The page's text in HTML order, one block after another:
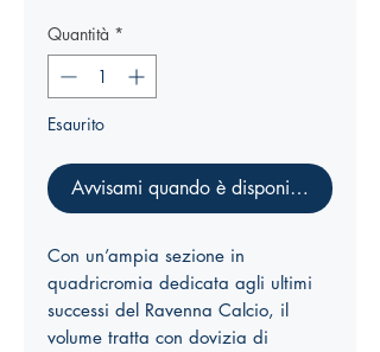
Quantità *
Esaurito
Avvisami quando è disponibile
Con un’ampia sezione in
quadricromia dedicata agli ultimi
successi del Ravenna Calcio, il
volume tratta con dovizia di